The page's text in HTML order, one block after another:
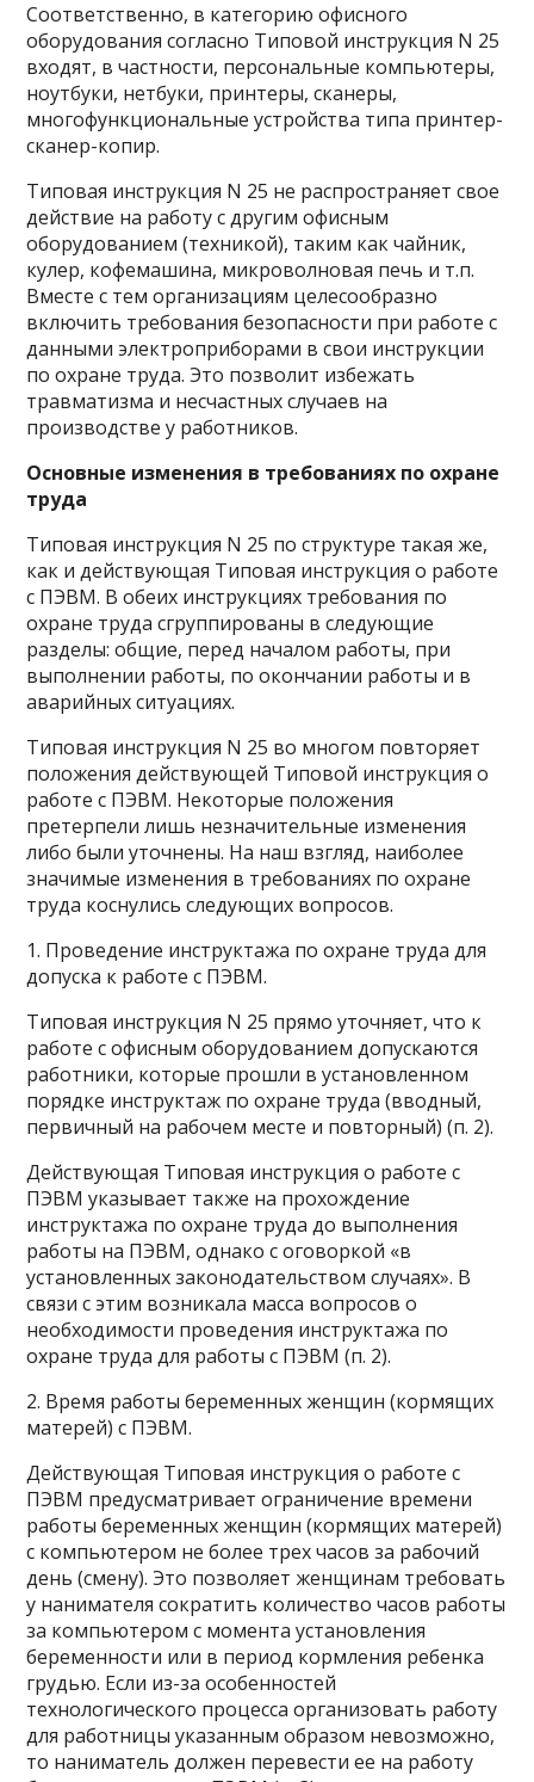
Соответственно, в категорию офисного
оборудования согласно Типовой инструкция N 25
входят, в частности, персональные компьютеры,
ноутбуки, нетбуки, принтеры, сканеры,
многофункциональные устройства типа принтер-
сканер-копир.
Типовая инструкция N 25 не распространяет свое
действие на работу с другим офисным
оборудованием (техникой), таким как чайник,
кулер, кофемашина, микроволновая печь и т.п.
Вместе с тем организациям целесообразно
включить требования безопасности при работе с
данными электроприборами в свои инструкции
по охране труда. Это позволит избежать
травматизма и несчастных случаев на
производстве у работников.
Основные изменения в требованиях по охране
труда
Типовая инструкция N 25 по структуре такая же,
как и действующая Типовая инструкция о работе
с ПЭВМ. В обеих инструкциях требования по
охране труда сгруппированы в следующие
разделы: общие, перед началом работы, при
выполнении работы, по окончании работы и в
аварийных ситуациях.
Типовая инструкция N 25 во многом повторяет
положения действующей Типовой инструкция о
работе с ПЭВМ. Некоторые положения
претерпели лишь незначительные изменения
либо были уточнены. На наш взгляд, наиболее
значимые изменения в требованиях по охране
труда коснулись следующих вопросов.
1. Проведение инструктажа по охране труда для
допуска к работе с ПЭВМ.
Типовая инструкция N 25 прямо уточняет, что к
работе с офисным оборудованием допускаются
работники, которые прошли в установленном
порядке инструктаж по охране труда (вводный,
первичный на рабочем месте и повторный) (п. 2).
Действующая Типовая инструкция о работе с
ПЭВМ указывает также на прохождение
инструктажа по охране труда до выполнения
работы на ПЭВМ, однако с оговоркой «в
установленных законодательством случаях». В
связи с этим возникала масса вопросов о
необходимости проведения инструктажа по
охране труда для работы с ПЭВМ (п. 2).
2. Время работы беременных женщин (кормящих
матерей) с ПЭВМ.
Действующая Типовая инструкция о работе с
ПЭВМ предусматривает ограничение времени
работы беременных женщин (кормящих матерей)
с компьютером не более трех часов за рабочий
день (смену). Это позволяет женщинам требовать
у нанимателя сократить количество часов работы
за компьютером с момента установления
беременности или в период кормления ребенка
грудью. Если из-за особенностей
технологического процесса организовать работу
для работницы указанным образом невозможно,
то наниматель должен перевести ее на работу